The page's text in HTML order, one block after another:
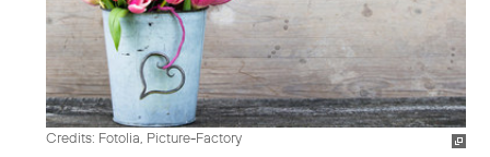
Credits: Fotolia, Picture-Factory